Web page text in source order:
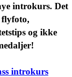
introkurs. Det
flyfoto,
og ikke
introkurs